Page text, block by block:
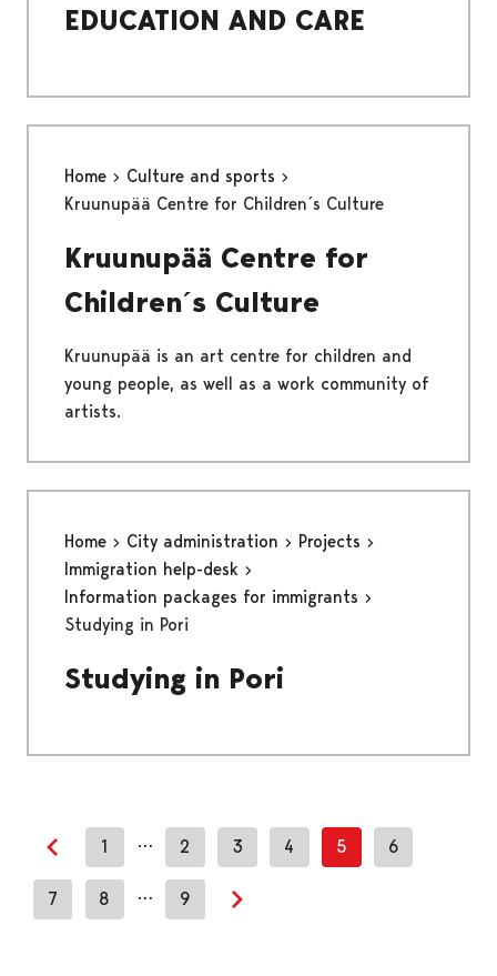
EDUCATION AND CARE
Home
Culture and sports
Kruunupää Centre for Children´s Culture
Kruunupää Centre for
Children´s Culture
Kruunupää is an art centre for children and
young people, as well as a work community of
artists.
Home City administration
Projects
Immigration help-desk
Information packages for immigrants
Studying in Pori
Studying in Pori
Previous page
1 … 2 3 4 5 6
7 8 … 9
Next page